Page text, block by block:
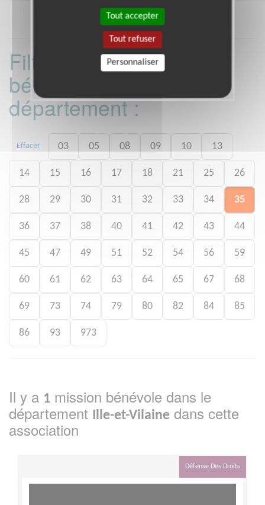
Filtrer les missions
bénévoles par
département :
Effacer 03 05 08 09 10 13
14 15 16 17 18 21 25 26
28 29 30 31 32 33 34 35
36 37 38 40 41 42 43 44
45 47 49 51 52 54 56 59
60 61 62 63 64 65 67 68
69 73 74 79 80 82 84 85
86 93 973
Il y a 1 mission bénévole dans le
département Ille-et-Vilaine dans cette
association
Défense Des Droits
Tout accepter
Tout refuser
Personnaliser